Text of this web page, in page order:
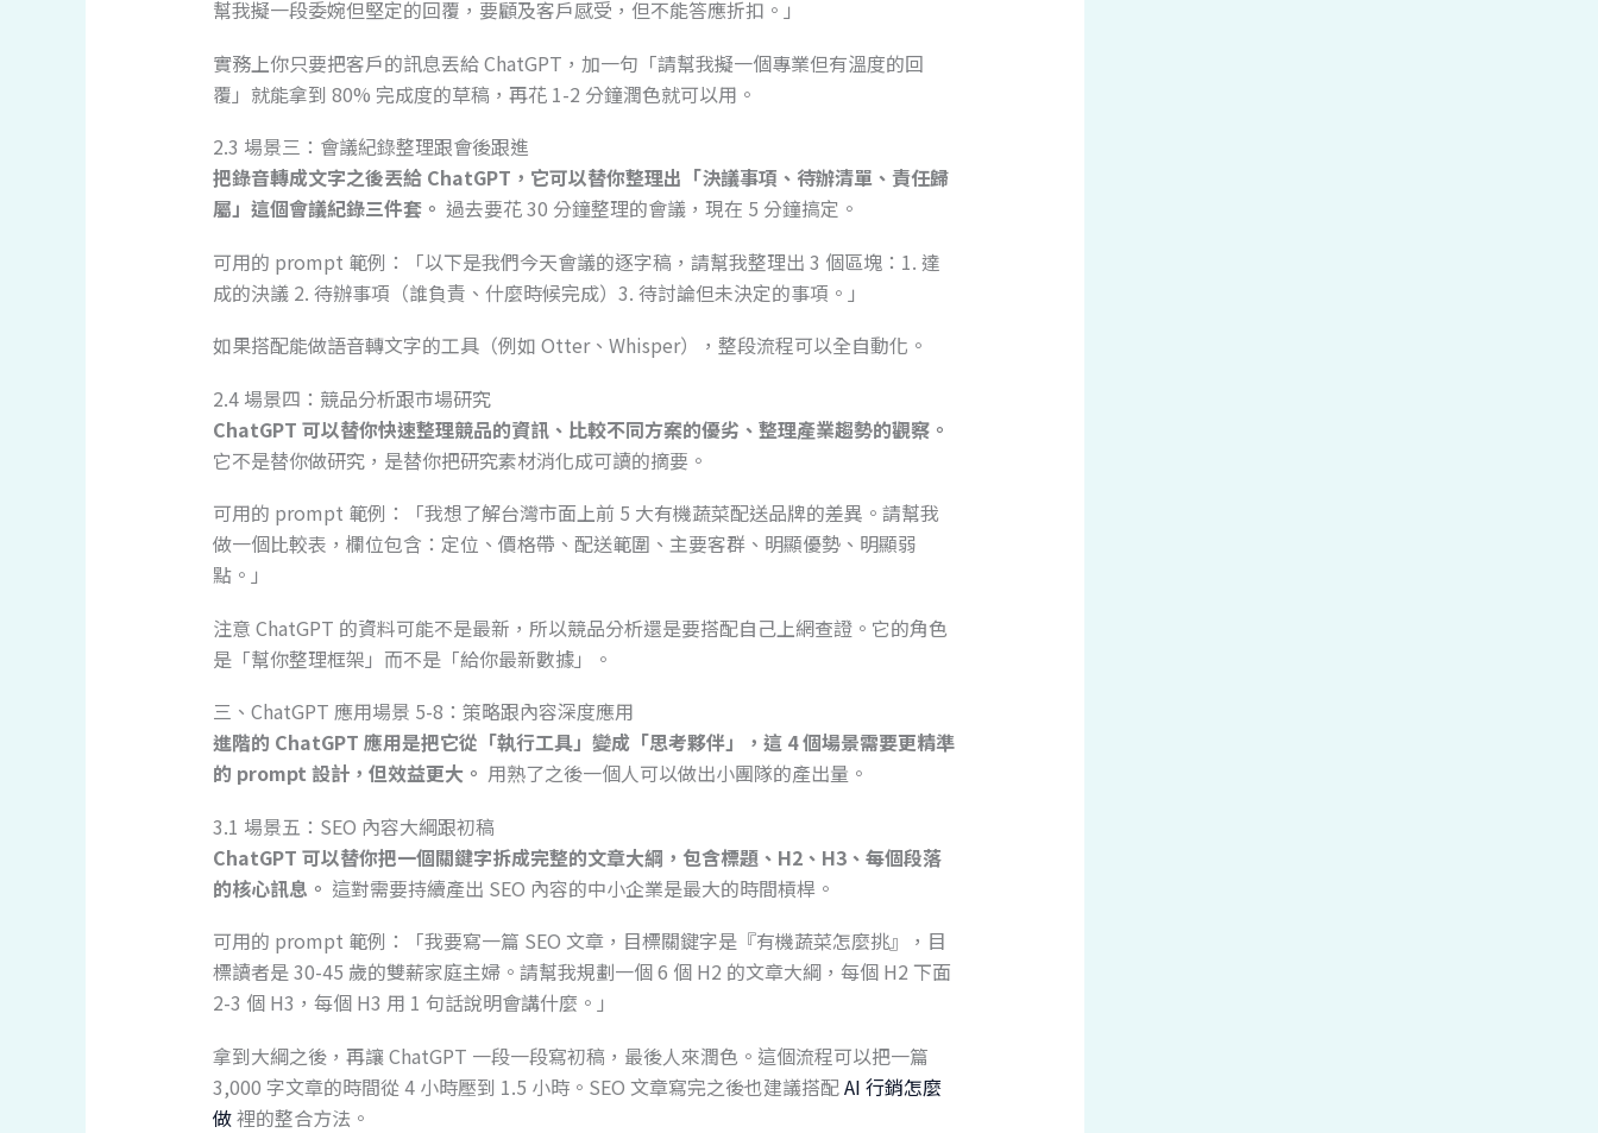
幫我擬一段委婉但堅定的回覆，要顧及客戶感受，但不能答應折扣。」
實務上你只要把客戶的訊息丟給 ChatGPT，加一句「請幫我擬一個專業但有溫度的回
覆」就能拿到 80% 完成度的草稿，再花 1-2 分鐘潤色就可以用。
2.3 場景三：會議紀錄整理跟會後跟進
把錄音轉成文字之後丟給 ChatGPT，它可以替你整理出「決議事項、待辦清單、責任歸
屬」這個會議紀錄三件套。 過去要花 30 分鐘整理的會議，現在 5 分鐘搞定。
可用的 prompt 範例：「以下是我們今天會議的逐字稿，請幫我整理出 3 個區塊：1. 達
成的決議 2. 待辦事項（誰負責、什麼時候完成）3. 待討論但未決定的事項。」
如果搭配能做語音轉文字的工具（例如 Otter、Whisper），整段流程可以全自動化。
2.4 場景四：競品分析跟市場研究
ChatGPT 可以替你快速整理競品的資訊、比較不同方案的優劣、整理產業趨勢的觀察。
它不是替你做研究，是替你把研究素材消化成可讀的摘要。
可用的 prompt 範例：「我想了解台灣市面上前 5 大有機蔬菜配送品牌的差異。請幫我
做一個比較表，欄位包含：定位、價格帶、配送範圍、主要客群、明顯優勢、明顯弱
點。」
注意 ChatGPT 的資料可能不是最新，所以競品分析還是要搭配自己上網查證。它的角色
是「幫你整理框架」而不是「給你最新數據」。
三、ChatGPT 應用場景 5-8：策略跟內容深度應用
進階的 ChatGPT 應用是把它從「執行工具」變成「思考夥伴」，這 4 個場景需要更精準
的 prompt 設計，但效益更大。 用熟了之後一個人可以做出小團隊的產出量。
3.1 場景五：SEO 內容大綱跟初稿
ChatGPT 可以替你把一個關鍵字拆成完整的文章大綱，包含標題、H2、H3、每個段落
的核心訊息。 這對需要持續產出 SEO 內容的中小企業是最大的時間槓桿。
可用的 prompt 範例：「我要寫一篇 SEO 文章，目標關鍵字是『有機蔬菜怎麼挑』，目
標讀者是 30-45 歲的雙薪家庭主婦。請幫我規劃一個 6 個 H2 的文章大綱，每個 H2 下面
2-3 個 H3，每個 H3 用 1 句話說明會講什麼。」
拿到大綱之後，再讓 ChatGPT 一段一段寫初稿，最後人來潤色。這個流程可以把一篇
3,000 字文章的時間從 4 小時壓到 1.5 小時。SEO 文章寫完之後也建議搭配AI 行銷怎麼
做裡的整合方法。